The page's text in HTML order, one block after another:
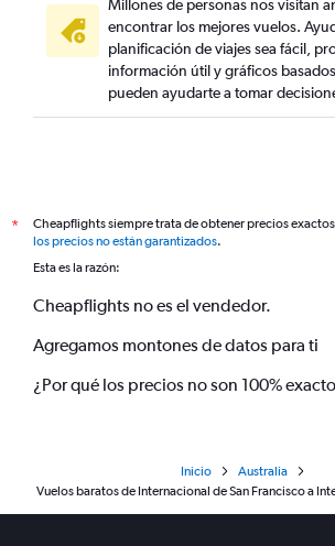
Millones de personas nos visitan
encontrar los mejores vuelos.
planificación de viajes sea fácil,
información útil y gráficos
pueden ayudarte a tomar
*
Cheapflights siempre trata de obtener precios
los precios no están garantizados.
Esta es la razón:
Cheapflights no es el vendedor.
Agregamos montones de datos para ti
¿Por qué los precios no son 100%
Inicio
Australia
Vuelos baratos de Internacional de San Francisco a